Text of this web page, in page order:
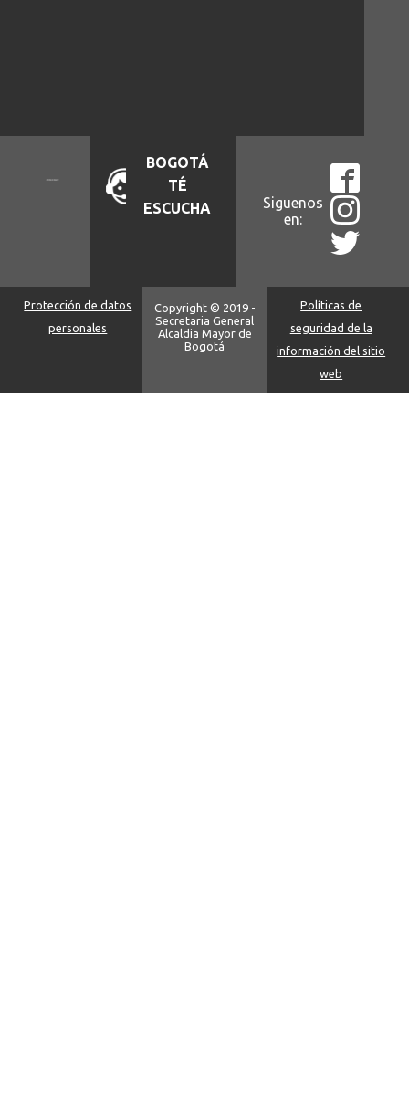
BOGOTÁ
TÉ
ESCUCHA
Siguenos
en:
Protección de datos
personales
Copyright © 2019 -
Secretaria General
Alcaldia Mayor de
Bogotá
Políticas de
seguridad de la
información del sitio
web